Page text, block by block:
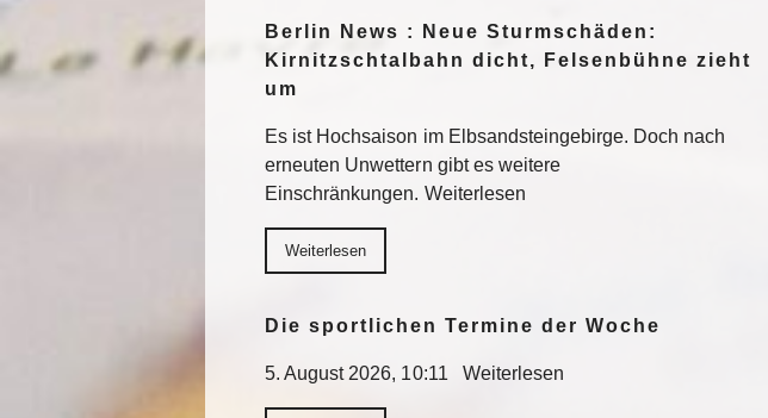
Berlin News : Neue Sturmschäden:
Kirnitzschtalbahn dicht, Felsenbühne zieht
um
Es ist Hochsaison im Elbsandsteingebirge. Doch nach
erneuten Unwettern gibt es weitere
Einschränkungen. Weiterlesen
Weiterlesen
Die sportlichen Termine der Woche
5. August 2026, 10:11 Weiterlesen